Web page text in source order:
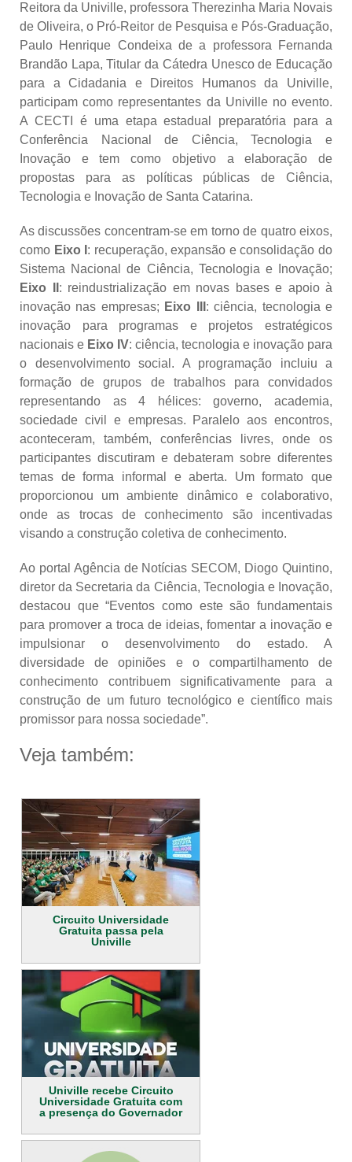
Reitora da Univille, professora Therezinha Maria Novais
de Oliveira, o Pró-Reitor de Pesquisa e Pós-Graduação,
Paulo Henrique Condeixa de a professora Fernanda
Brandão Lapa, Titular da Cátedra Unesco de Educação
para a Cidadania e Direitos Humanos da Univille,
participam como representantes da Univille no evento.
A CECTI é uma etapa estadual preparatória para a
Conferência Nacional de Ciência, Tecnologia e
Inovação e tem como objetivo a elaboração de
propostas para as políticas públicas de Ciência,
Tecnologia e Inovação de Santa Catarina.
As discussões concentram-se em torno de quatro eixos,
como Eixo I : recuperação, expansão e consolidação do
Sistema Nacional de Ciência, Tecnologia e Inovação;
Eixo II : reindustrialização em novas bases e apoio à
inovação nas empresas; Eixo III : ciência, tecnologia e
inovação para programas e projetos estratégicos
nacionais e Eixo IV: ciência, tecnologia e inovação para
o desenvolvimento social. A programação incluiu a
formação de grupos de trabalhos para convidados
representando as 4 hélices: governo, academia,
sociedade civil e empresas. Paralelo aos encontros,
aconteceram, também, conferências livres, onde os
participantes discutiram e debateram sobre diferentes
temas de forma informal e aberta. Um formato que
proporcionou um ambiente dinâmico e colaborativo,
onde as trocas de conhecimento são incentivadas
visando a construção coletiva de conhecimento.
Ao portal Agência de Notícias SECOM, Diogo Quintino,
diretor da Secretaria da Ciência, Tecnologia e Inovação,
destacou que “Eventos como este são fundamentais
para promover a troca de ideias, fomentar a inovação e
impulsionar o desenvolvimento do estado. A
diversidade de opiniões e o compartilhamento de
conhecimento contribuem significativamente para a
construção de um futuro tecnológico e científico mais
promissor para nossa sociedade”.
Veja também:
Circuito Universidade
Gratuita passa pela
Univille
Univille recebe Circuito
Universidade Gratuita com
a presença do Governador